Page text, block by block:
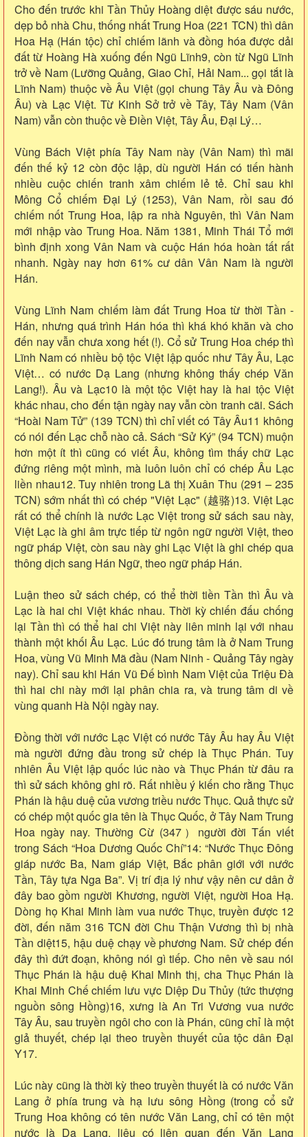
Cho đến trước khi Tần Thủy Hoàng diệt được sáu nước,
dẹp bỏ nhà Chu, thống nhất Trung Hoa (221 TCN) thì dân
Hoa Hạ (Hán tộc) chỉ chiếm lãnh và đồng hóa được dải
đất từ Hoàng Hà xuống đến Ngũ Lĩnh9, còn từ Ngũ Lĩnh
trở về Nam (Lưỡng Quảng, Giao Chỉ, Hải Nam... gọi tắt là
Lĩnh Nam) thuộc về Âu Việt (gọi chung Tây Âu và Đông
Âu) và Lạc Việt. Từ Kinh Sở trở về Tây, Tây Nam (Vân
Nam) vẫn còn thuộc về Điền Việt, Tây Âu, Đại Lý…
Vùng Bách Việt phía Tây Nam này (Vân Nam) thì mãi
đến thế kỷ 12 còn độc lập, dù người Hán có tiến hành
nhiều cuộc chiến tranh xâm chiếm lẻ tẻ. Chỉ sau khi
Mông Cổ chiếm Đại Lý (1253), Vân Nam, rồi sau đó
chiếm nốt Trung Hoa, lập ra nhà Nguyên, thì Vân Nam
mới nhập vào Trung Hoa. Năm 1381, Minh Thái Tổ mới
bình định xong Vân Nam và cuộc Hán hóa hoàn tất rất
nhanh. Ngày nay hơn 61% cư dân Vân Nam là người
Hán.
Vùng Lĩnh Nam chiếm làm đất Trung Hoa từ thời Tần -
Hán, nhưng quá trình Hán hóa thì khá khó khăn và cho
đến nay vẫn chưa xong hết (!). Cổ sử Trung Hoa chép thì
Lĩnh Nam có nhiều bộ tộc Việt lập quốc như Tây Âu, Lạc
Việt… có nước Dạ Lang (nhưng không thấy chép Văn
Lang!). Âu và Lạc10 là một tộc Việt hay là hai tộc Việt
khác nhau, cho đến tận ngày nay vẫn còn tranh cãi. Sách
“Hoài Nam Tử” (139 TCN) thì chỉ viết có Tây Âu11 không
có nói đến Lạc chỗ nào cả. Sách “Sử Ký” (94 TCN) muộn
hơn một ít thì cũng có viết Âu, không tìm thấy chữ Lạc
đứng riêng một mình, mà luôn luôn chỉ có chép Âu Lạc
liền nhau12. Tuy nhiên trong Lã thị Xuân Thu (291 – 235
TCN) sớm nhất thì có chép "Việt Lạc" (越骆)13. Việt Lạc
rất có thể chính là nước Lạc Việt trong sử sách sau này,
Việt Lạc là ghi âm trực tiếp từ ngôn ngữ người Việt, theo
ngữ pháp Việt, còn sau này ghi Lạc Việt là ghi chép qua
thông dịch sang Hán Ngữ, theo ngữ pháp Hán.
Luận theo sử sách chép, có thể thời tiền Tần thì Âu và
Lạc là hai chi Việt khác nhau. Thời kỳ chiến đấu chống
lại Tần thì có thể hai chi Việt này liên minh lại với nhau
thành một khối Âu Lạc. Lúc đó trung tâm là ở Nam Trung
Hoa, vùng Vũ Minh Mã đầu (Nam Ninh - Quảng Tây ngày
nay). Chỉ sau khi Hán Vũ Đế bình Nam Việt của Triệu Đà
thì hai chi này mới lại phân chia ra, và trung tâm di về
vùng quanh Hà Nội ngày nay.
Đồng thời với nước Lạc Việt có nước Tây Âu hay Âu Việt
mà người đứng đầu trong sử chép là Thục Phán. Tuy
nhiên Âu Việt lập quốc lúc nào và Thục Phán từ đâu ra
thì sử sách không ghi rõ. Rất nhiều ý kiến cho rằng Thục
Phán là hậu duệ của vương triều nước Thục. Quả thực sử
có chép một quốc gia tên là Thục Quốc, ở Tây Nam Trung
Hoa ngày nay. Thường Cừ (347）người đời Tấn viết
trong Sách “Hoa Dương Quốc Chí”14: “Nước Thục Đông
giáp nước Ba, Nam giáp Việt, Bắc phân giới với nước
Tần, Tây tựa Nga Ba”. Vị trí địa lý như vậy nên cư dân ở
đây bao gồm người Khương, người Việt, người Hoa Hạ.
Dòng họ Khai Minh làm vua nước Thục, truyền được 12
đời, đến năm 316 TCN đời Chu Thận Vương thì bị nhà
Tần diệt15, hậu duệ chạy về phương Nam. Sử chép đến
đây thì đứt đoạn, không nói gì tiếp. Cho nên về sau nói
Thục Phán là hậu duệ Khai Minh thị, cha Thục Phán là
Khai Minh Chế chiếm lưu vực Diệp Du Thủy (tức thượng
nguồn sông Hồng)16, xưng là An Tri Vương vua nước
Tây Âu, sau truyền ngôi cho con là Phán, cũng chỉ là một
giả thuyết, chép lại theo truyền thuyết của tộc dân Đại
Y17.
Lúc này cũng là thời kỳ theo truyền thuyết là có nước Văn
Lang ở phía trung và hạ lưu sông Hồng (trong cổ sử
Trung Hoa không có tên nước Văn Lang, chỉ có tên một
nước là Dạ Lang, liệu có liên quan đến Văn Lang